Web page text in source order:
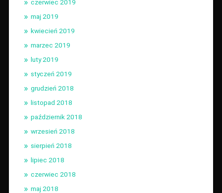
czerwiec 2019
maj 2019
kwiecień 2019
marzec 2019
luty 2019
styczeń 2019
grudzień 2018
listopad 2018
październik 2018
wrzesień 2018
sierpień 2018
lipiec 2018
czerwiec 2018
maj 2018